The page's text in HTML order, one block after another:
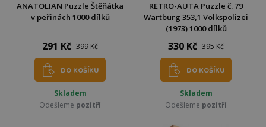
ANATOLIAN Puzzle Štěňátka
v peřinách 1000 dílků
291 Kč 399 Kč
DO KOŠÍKU
Skladem
Odešleme pozítří
RETRO-AUTA Puzzle č. 79
Wartburg 353,1 Volkspolizei
(1973) 1000 dílků
330 Kč 395 Kč
DO KOŠÍKU
Skladem
Odešleme pozítří